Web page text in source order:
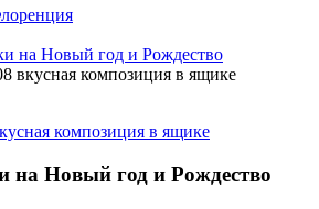
на Новый год и Рождество
вкусная композиция в ящике
на Новый год и Рождество